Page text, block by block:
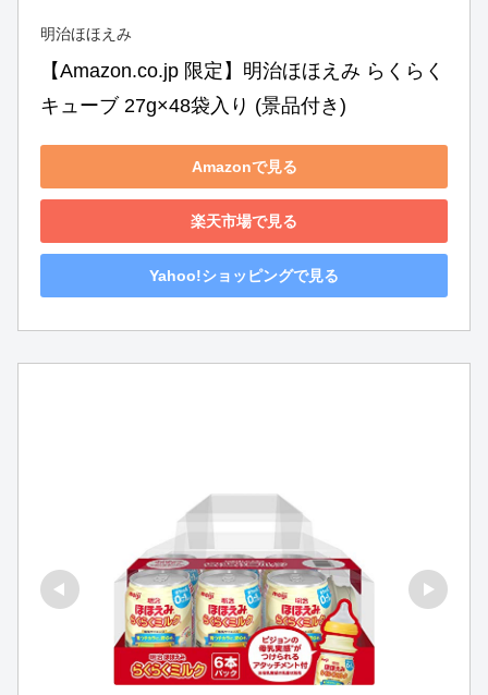
明治ほほえみ
【Amazon.co.jp 限定】明治ほほえみ らくらく
キューブ 27g×48袋入り (景品付き)
Amazonで見る
楽天市場で見る
Yahoo!ショッピングで見る